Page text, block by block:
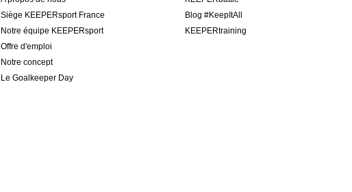
Siège KEEPERsport France
Notre équipe KEEPERsport
Offre d'emploi
Notre concept
Le Goalkeeper Day
Blog #KeepItAll
KEEPERtraining